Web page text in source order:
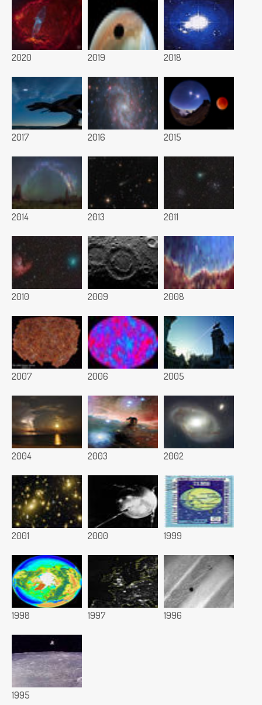
2020 2019 2018
2017 2016 2015
2014 2013 2011
2010 2009 2008
2007 2006 2005
2004 2003 2002
2001 2000 1999
1998 1997 1996
1995